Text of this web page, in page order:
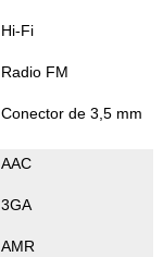
Hi-Fi
Radio FM
Conector de 3,5 mm
AAC
3GA
AMR